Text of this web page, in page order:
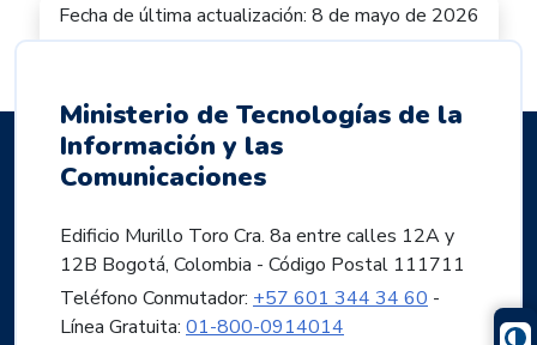
Fecha de última actualización: 8 de mayo de 2026
Ministerio de Tecnologías de la
Información y las
Comunicaciones
Edificio Murillo Toro Cra. 8a entre calles 12A y
12B Bogotá, Colombia - Código Postal 111711
Teléfono Conmutador: +57 601 344 34 60 -
Línea Gratuita: 01-800-0914014